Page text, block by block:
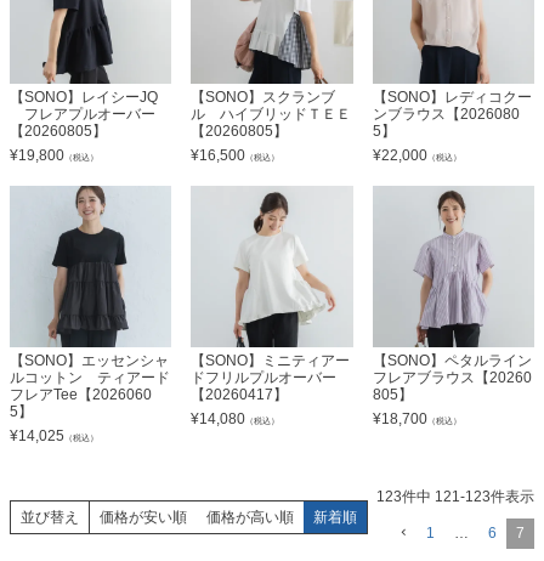
【SONO】レイシーJQ
フレアプルオーバー
【20260805】
¥19,800 （税込）
【SONO】スクランブ
ル ハイブリッドＴＥＥ
【20260805】
¥16,500 （税込）
【SONO】レディコクー
ンブラウス【2026080
5】
¥22,000（税込）
【SONO】エッセンシャ
ルコットン ティアード
フレアTee【2026060
5】
¥14,025 （税込）
【SONO】ミニティアー
ドフリルプルオーバー
【20260417】
¥14,080 （税込）
【SONO】ペタルライン
フレアブラウス【20260
805】
¥18,700（税込）
並び替え 価格が安い順 価格が高い順 新着順
123件中 121-123件表示
1 … 6 7